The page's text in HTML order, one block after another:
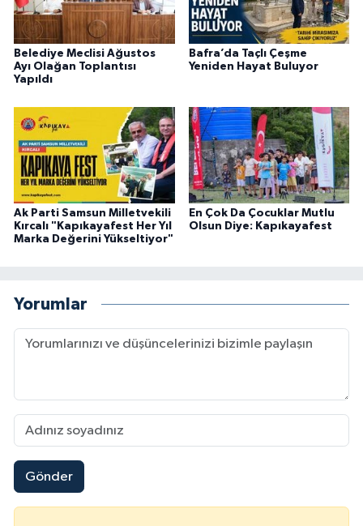
Belediye Meclisi Ağustos
Ayı Olağan Toplantısı
Yapıldı
Bafra’da Taçlı Çeşme
Yeniden Hayat Buluyor
Ak Parti Samsun Milletvekili
Kırcalı "Kapıkayafest Her Yıl
Marka Değerini Yükseltiyor"
En Çok Da Çocuklar Mutlu
Olsun Diye: Kapıkayafest
Yorumlar
Gönder